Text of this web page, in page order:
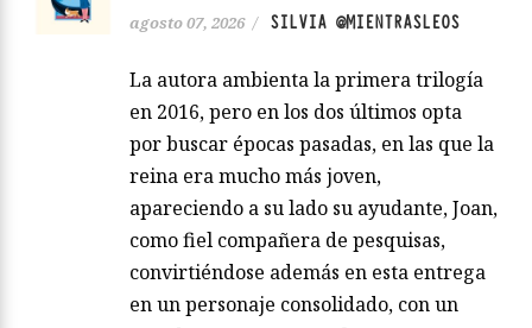
agosto 07, 2026 / SILVIA @MIENTRASLEOS
La autora ambienta la primera trilogía
en 2016, pero en los dos últimos opta
por buscar épocas pasadas, en las que la
reina era mucho más joven,
apareciendo a su lado su ayudante, Joan,
como fiel compañera de pesquisas,
convirtiéndose además en esta entrega
en un personaje consolidado, con un